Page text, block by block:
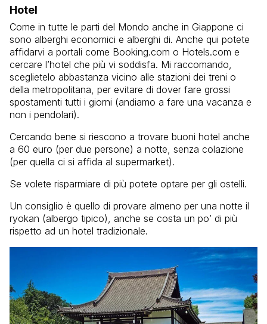
Hotel
Come in tutte le parti del Mondo anche in Giappone ci
sono alberghi economici e alberghi di. Anche qui potete
affidarvi a portali come Booking.com o Hotels.com e
cercare l’hotel che più vi soddisfa. Mi raccomando,
sceglietelo abbastanza vicino alle stazioni dei treni o
della metropolitana, per evitare di dover fare grossi
spostamenti tutti i giorni (andiamo a fare una vacanza e
non i pendolari).
Cercando bene si riescono a trovare buoni hotel anche
a 60 euro (per due persone) a notte, senza colazione
(per quella ci si affida al supermarket).
Se volete risparmiare di più potete optare per gli ostelli.
Un consiglio è quello di provare almeno per una notte il
ryokan (albergo tipico), anche se costa un po’ di più
rispetto ad un hotel tradizionale.